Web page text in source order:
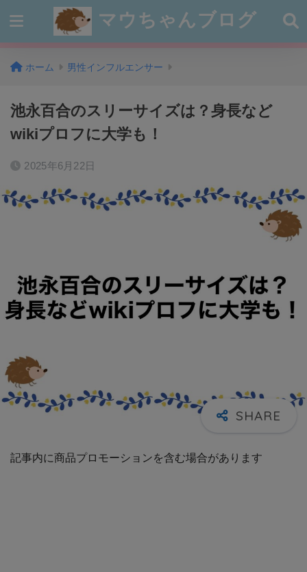
マウちゃんブログ
ホーム 男性インフルエンサー
池永百合のスリーサイズは？身長など
wikiプロフに大学も！
2025年6月22日
記事内に商品プロモーションを含む場合があります